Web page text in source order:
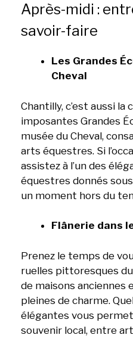
Après-midi :
savoir-faire
Les Grandes
Cheval
Chantilly, c’est aussi la
imposantes Grandes
musée du Cheval,
arts équestres. Si
assistez à l’un des
équestres donnés
un moment hors du
Flânerie dans
Prenez le temps de
ruelles pittoresques
de maisons anciennes
pleines de charme.
élégantes vous
souvenir local, entre